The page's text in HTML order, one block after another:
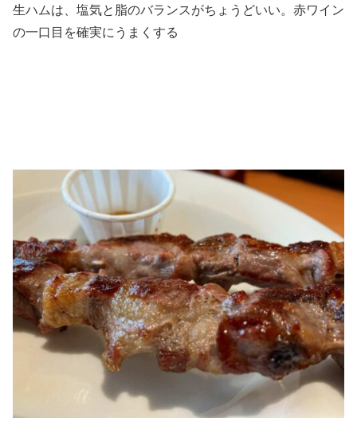
生ハムは、塩気と脂のバランスがちょうどいい。赤ワイン
の一口目を確実にうまくする